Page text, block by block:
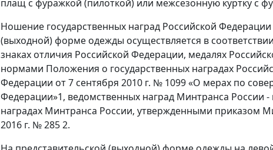
плащ с фуражкой (пилоткой) или межсезонную куртку с
Ношение государственных наград Российской
(выходной) форме одежды осуществляется в
знаках отличия Российской Федерации, медалях
нормами Положения о государственных наградах
Федерации от 7 сентября 2010 г. № 1099 «О мерах по
Федерации»1, ведомственных наград Минтранса
наградах Минтранса России, утвержденными приказом
2016 г. № 285 2.